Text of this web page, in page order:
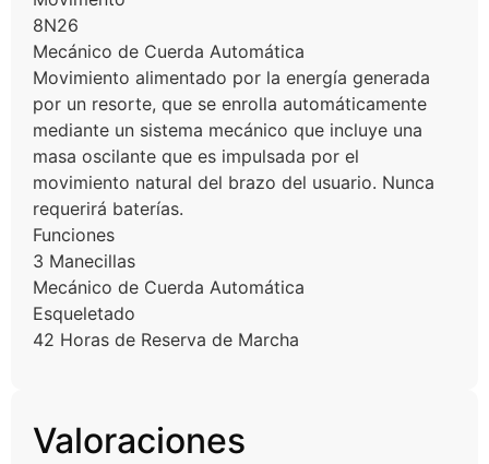
8N26
Mecánico de Cuerda Automática
Movimiento alimentado por la energía generada
por un resorte, que se enrolla automáticamente
mediante un sistema mecánico que incluye una
masa oscilante que es impulsada por el
movimiento natural del brazo del usuario. Nunca
requerirá baterías.
Funciones
3 Manecillas
Mecánico de Cuerda Automática
Esqueletado
42 Horas de Reserva de Marcha
Valoraciones